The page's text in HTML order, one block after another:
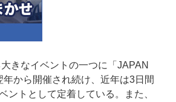
きなイベントの一つに「JAPAN
から開催され続け、近年は3日間
ントとして定着している。また、